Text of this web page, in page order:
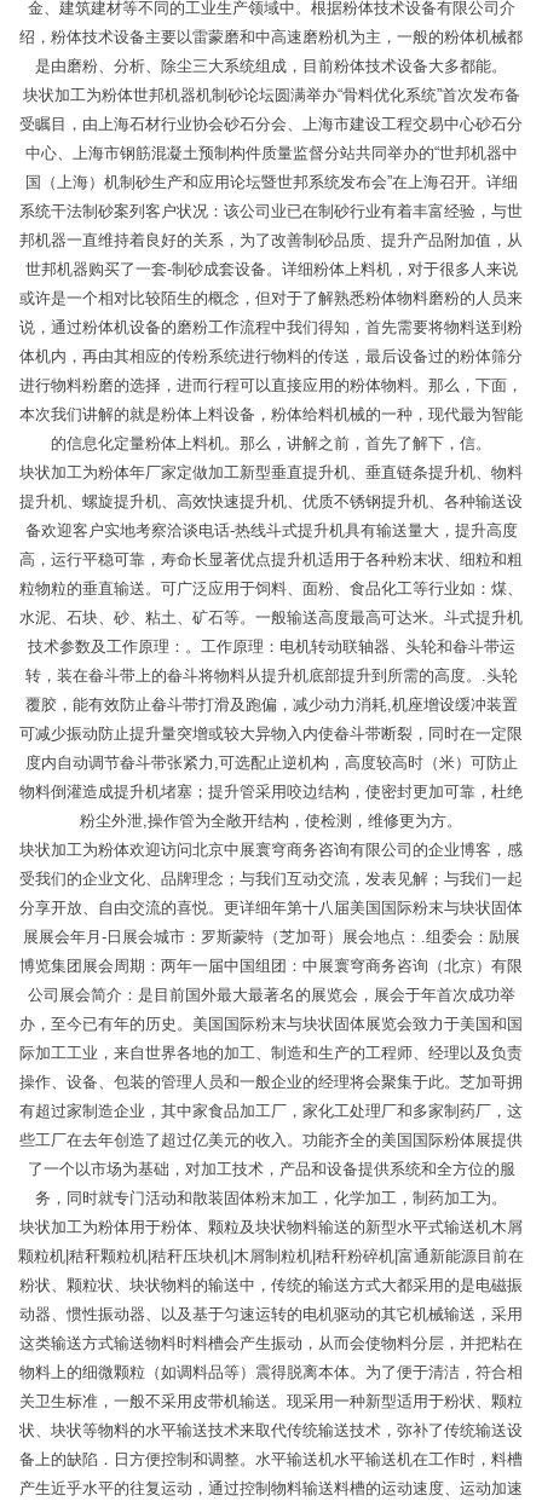
金、建筑建材等不同的工业生产领域中。根据粉体技术设备有限公司介
绍，粉体技术设备主要以雷蒙磨和中高速磨粉机为主，一般的粉体机械都
是由磨粉、分析、除尘三大系统组成，目前粉体技术设备大多都能。
块状加工为粉体世邦机器机制砂论坛圆满举办“骨料优化系统”首次发布备
受瞩目，由上海石材行业协会砂石分会、上海市建设工程交易中心砂石分
中心、上海市钢筋混凝土预制构件质量监督分站共同举办的“世邦机器中
国（上海）机制砂生产和应用论坛暨世邦系统发布会”在上海召开。详细
系统干法制砂案列客户状况：该公司业已在制砂行业有着丰富经验，与世
邦机器一直维持着良好的关系，为了改善制砂品质、提升产品附加值，从
世邦机器购买了一套-制砂成套设备。详细粉体上料机，对于很多人来说
或许是一个相对比较陌生的概念，但对于了解熟悉粉体物料磨粉的人员来
说，通过粉体机设备的磨粉工作流程中我们得知，首先需要将物料送到粉
体机内，再由其相应的传粉系统进行物料的传送，最后设备过的粉体筛分
进行物料粉磨的选择，进而行程可以直接应用的粉体物料。那么，下面，
本次我们讲解的就是粉体上料设备，粉体给料机械的一种，现代最为智能
的信息化定量粉体上料机。那么，讲解之前，首先了解下，信。
块状加工为粉体年厂家定做加工新型垂直提升机、垂直链条提升机、物料
提升机、螺旋提升机、高效快速提升机、优质不锈钢提升机、各种输送设
备欢迎客户实地考察洽谈电话-热线斗式提升机具有输送量大，提升高度
高，运行平稳可靠，寿命长显著优点提升机适用于各种粉末状、细粒和粗
粒物粒的垂直输送。可广泛应用于饲料、面粉、食品化工等行业如：煤、
水泥、石块、砂、粘土、矿石等。一般输送高度最高可达米。斗式提升机
技术参数及工作原理：。工作原理：电机转动联轴器、头轮和畚斗带运
转，装在畚斗带上的畚斗将物料从提升机底部提升到所需的高度。.头轮
覆胶，能有效防止畚斗带打滑及跑偏，减少动力消耗,机座增设缓冲装置
可减少振动防止提升量突增或较大异物入内使畚斗带断裂，同时在一定限
度内自动调节畚斗带张紧力,可选配止逆机构，高度较高时（米）可防止
物料倒灌造成提升机堵塞；提升管采用咬边结构，使密封更加可靠，杜绝
粉尘外泄,操作管为全敞开结构，使检测，维修更为方。
块状加工为粉体欢迎访问北京中展寰穹商务咨询有限公司的企业博客，感
受我们的企业文化、品牌理念；与我们互动交流，发表见解；与我们一起
分享开放、自由交流的喜悦。更详细年第十八届美国国际粉末与块状固体
展展会年月-日展会城市：罗斯蒙特（芝加哥）展会地点：.组委会：励展
博览集团展会周期：两年一届中国组团：中展寰穹商务咨询（北京）有限
公司展会简介：是目前国外最大最著名的展览会，展会于年首次成功举
办，至今已有年的历史。美国国际粉末与块状固体展览会致力于美国和国
际加工工业，来自世界各地的加工、制造和生产的工程师、经理以及负责
操作、设备、包装的管理人员和一般企业的经理将会聚集于此。芝加哥拥
有超过家制造企业，其中家食品加工厂，家化工处理厂和多家制药厂，这
些工厂在去年创造了超过亿美元的收入。功能齐全的美国国际粉体展提供
了一个以市场为基础，对加工技术，产品和设备提供系统和全方位的服
务，同时就专门活动和散装固体粉末加工，化学加工，制药加工为。
块状加工为粉体用于粉体、颗粒及块状物料输送的新型水平式输送机木屑
颗粒机|秸秆颗粒机|秸秆压块机|木屑制粒机|秸秆粉碎机|富通新能源目前在
粉状、颗粒状、块状物料的输送中，传统的输送方式大都采用的是电磁振
动器、惯性振动器、以及基于匀速运转的电机驱动的其它机械输送，采用
这类输送方式输送物料时料槽会产生振动，从而会使物料分层，并把粘在
物料上的细微颗粒（如调料品等）震得脱离本体。为了便于清洁，符合相
关卫生标准，一般不采用皮带机输送。现采用一种新型适用于粉状、颗粒
状、块状等物料的水平输送技术来取代传统输送技术，弥补了传统输送设
备上的缺陷．日方便控制和调整。水平输送机水平输送机在工作时，料槽
产生近乎水平的往复运动，通过控制物料输送料槽的运动速度、运动加速